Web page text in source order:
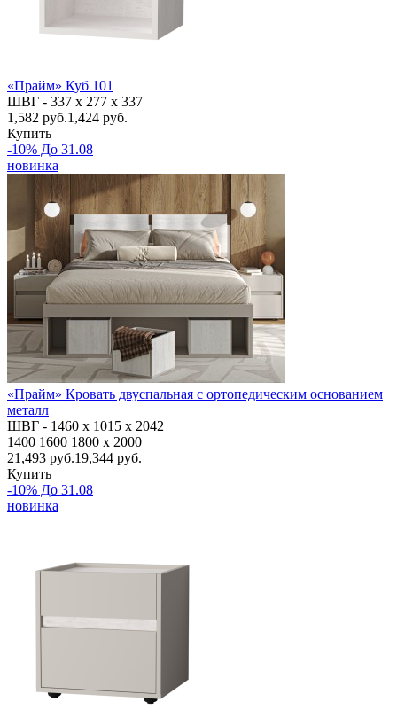
«Прайм» Куб 101
ШВГ - 337 х 277 х 337
1,582 руб.1,424 руб.
Купить
-10% До 31.08
новинка
«Прайм» Кровать двуспальная с ортопедическим основанием
металл
ШВГ - 1460 х 1015 х 2042
1400 1600 1800 x 2000
21,493 руб.19,344 руб.
Купить
-10% До 31.08
новинка